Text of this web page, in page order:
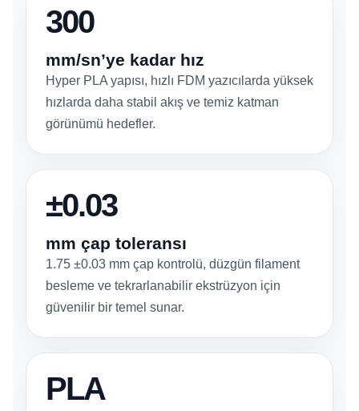
300
mm/sn’ye kadar hız
Hyper PLA yapısı, hızlı FDM yazıcılarda yüksek
hızlarda daha stabil akış ve temiz katman
görünümü hedefler.
±0.03
mm çap toleransı
1.75 ±0.03 mm çap kontrolü, düzgün filament
besleme ve tekrarlanabilir ekstrüzyon için
güvenilir bir temel sunar.
PLA